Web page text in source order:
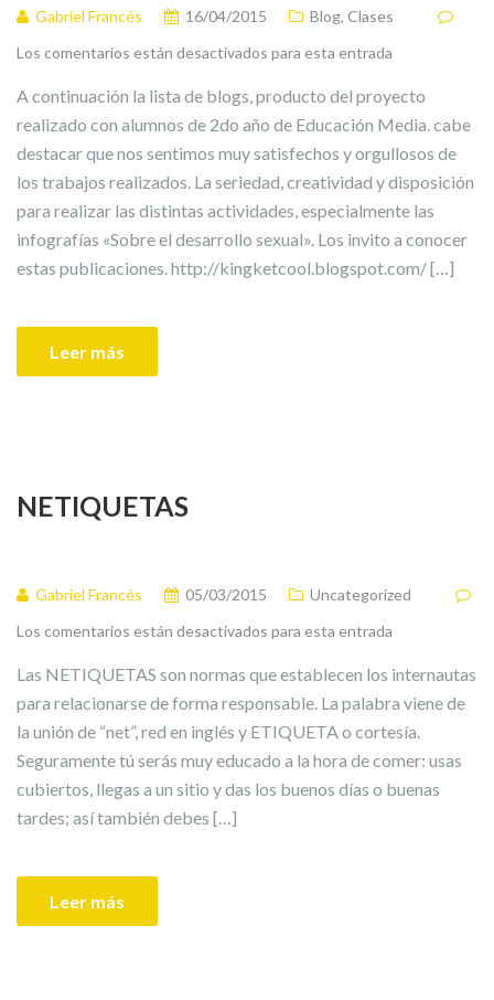
Gabriel Francés 16/04/2015 Blog, Clases
Los comentarios están desactivados para esta entrada
A continuación la lista de blogs, producto del proyecto
realizado con alumnos de 2do año de Educación Media. cabe
destacar que nos sentimos muy satisfechos y orgullosos de
los trabajos realizados. La seriedad, creatividad y disposición
para realizar las distintas actividades, especialmente las
infografías «Sobre el desarrollo sexual». Los invito a conocer
estas publicaciones. http://kingketcool.blogspot.com/ […]
Leer más
NETIQUETAS
Gabriel Francés 05/03/2015
Uncategorized
Los comentarios están desactivados para esta entrada
Las NETIQUETAS son normas que establecen los internautas
para relacionarse de forma responsable. La palabra viene de
la unión de “net”, red en inglés y ETIQUETA o cortesía.
Seguramente tú serás muy educado a la hora de comer: usas
cubiertos, llegas a un sitio y das los buenos días o buenas
tardes; así también debes […]
Leer más